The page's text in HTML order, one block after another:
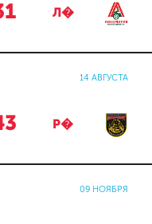
Л�
14 АВГУСТА
Р�
09 НОЯБРЯ